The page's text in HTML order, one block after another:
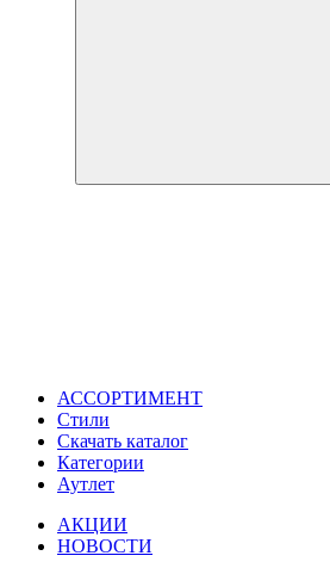
АССОРТИМЕНТ
Стили
Скачать каталог
Категории
Аутлет
АКЦИИ
НОВОСТИ